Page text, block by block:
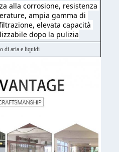
alla corrosione, resistenza
ampia gamma di
elevata capacità
dopo la pulizia
di aria e liquidi